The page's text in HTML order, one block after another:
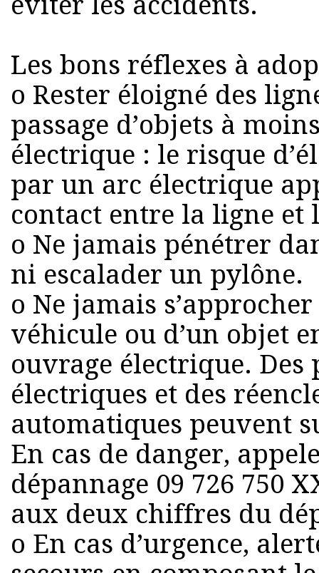
Les bons réflexes à
o Rester éloigné des
passage d’objets à
électrique : le risque
par un arc électrique
contact entre la ligne et
o Ne jamais pénétrer
ni escalader un pylône.
o Ne jamais
véhicule ou d’un objet
ouvrage électrique. Des
électriques et des
automatiques peuvent
En cas de danger,
dépannage 09 726 750
aux deux chiffres du
o En cas d’urgence,